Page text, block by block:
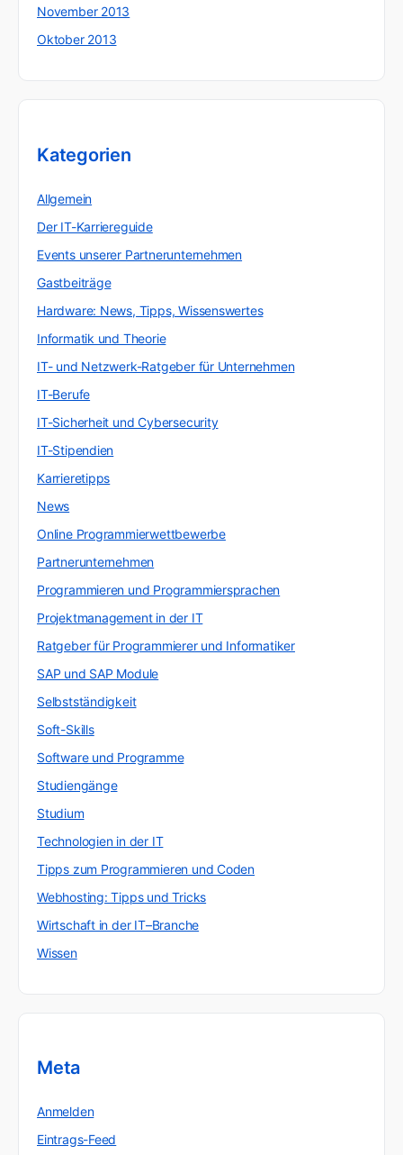
November 2013
Oktober 2013
Kategorien
Allgemein
Der IT-Karriereguide
Events unserer Partnerunternehmen
Gastbeiträge
Hardware: News, Tipps, Wissenswertes
Informatik und Theorie
IT- und Netzwerk-Ratgeber für Unternehmen
IT-Berufe
IT-Sicherheit und Cybersecurity
IT-Stipendien
Karrieretipps
News
Online Programmierwettbewerbe
Partnerunternehmen
Programmieren und Programmiersprachen
Projektmanagement in der IT
Ratgeber für Programmierer und Informatiker
SAP und SAP Module
Selbstständigkeit
Soft-Skills
Software und Programme
Studiengänge
Studium
Technologien in der IT
Tipps zum Programmieren und Coden
Webhosting: Tipps und Tricks
Wirtschaft in der IT–Branche
Wissen
Meta
Anmelden
Eintrags-Feed